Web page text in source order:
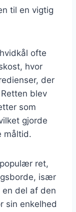
til en vigtig
ofte
hvor
der
blev
som
gjorde
måltid.
ret,
især
en del af den
sin enkelhed